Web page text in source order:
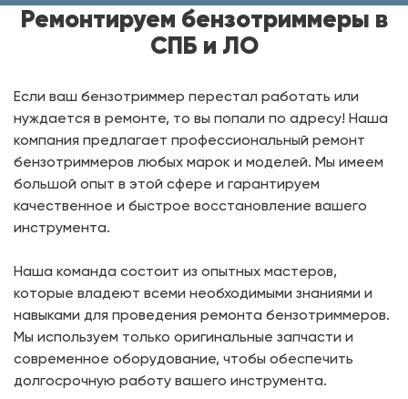
Ремонтируем бензотриммеры в
СПБ и ЛО
Если ваш бензотриммер перестал работать или
нуждается в ремонте, то вы попали по адресу! Наша
компания предлагает профессиональный ремонт
бензотриммеров любых марок и моделей. Мы имеем
большой опыт в этой сфере и гарантируем
качественное и быстрое восстановление вашего
инструмента.
Наша команда состоит из опытных мастеров,
которые владеют всеми необходимыми знаниями и
навыками для проведения ремонта бензотриммеров.
Мы используем только оригинальные запчасти и
современное оборудование, чтобы обеспечить
долгосрочную работу вашего инструмента.